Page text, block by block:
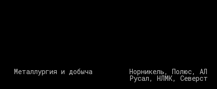
Металлургия и добыча Норникель, Полюс,
Русал, НЛМК,